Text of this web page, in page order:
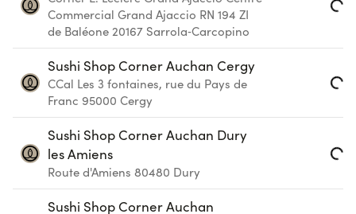
Commercial Grand Ajaccio RN 194 ZI
de Baléone 20167 Sarrola‑Carcopino Loading...
Sushi Shop Corner Auchan Cergy
CCal Les 3 fontaines, rue du Pays de
Franc 95000 Cergy Loading...
Sushi Shop Corner Auchan Dury
les Amiens
Route d'Amiens 80480 Dury Loading...
Sushi Shop Corner Auchan